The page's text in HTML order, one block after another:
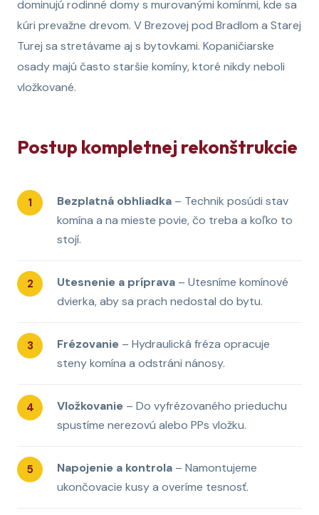
dominujú rodinné domy s murovanými komínmi, kde sa
kúri prevažne drevom. V Brezovej pod Bradlom a Starej
Turej sa stretávame aj s bytovkami. Kopaničiarske
osady majú často staršie komíny, ktoré nikdy neboli
vložkované.
Postup kompletnej rekonštrukcie
Bezplatná obhliadka – Technik posúdi stav
komína a na mieste povie, čo treba a koľko to
stojí.
Utesnenie a príprava – Utesníme komínové
dvierka, aby sa prach nedostal do bytu.
Frézovanie – Hydraulická fréza opracuje
steny komína a odstráni nánosy.
Vložkovanie – Do vyfrézovaného prieduchu
spustíme nerezovú alebo PPs vložku.
Napojenie a kontrola – Namontujeme
ukončovacie kusy a overíme tesnosť.